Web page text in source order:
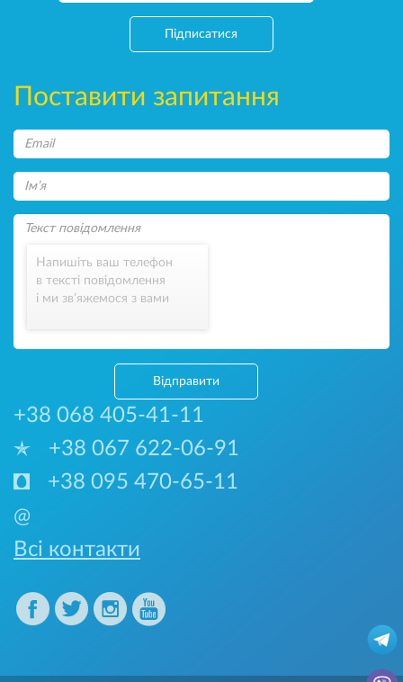
Підписатися
Поставити запитання
Напишіть ваш телефон
в тексті повідомлення
і ми зв’яжемося з вами
Відправити
+38 068 405-41-11
+38 067 622-06-91
+38 095 470-65-11
@
Всі контакти